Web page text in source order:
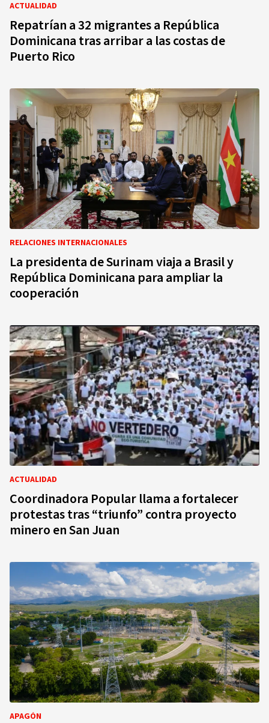
ACTUALIDAD
Repatrían a 32 migrantes a República
Dominicana tras arribar a las costas de
Puerto Rico
RELACIONES INTERNACIONALES
La presidenta de Surinam viaja a Brasil y
República Dominicana para ampliar la
cooperación
ACTUALIDAD
Coordinadora Popular llama a fortalecer
protestas tras “triunfo” contra proyecto
minero en San Juan
APAGÓN